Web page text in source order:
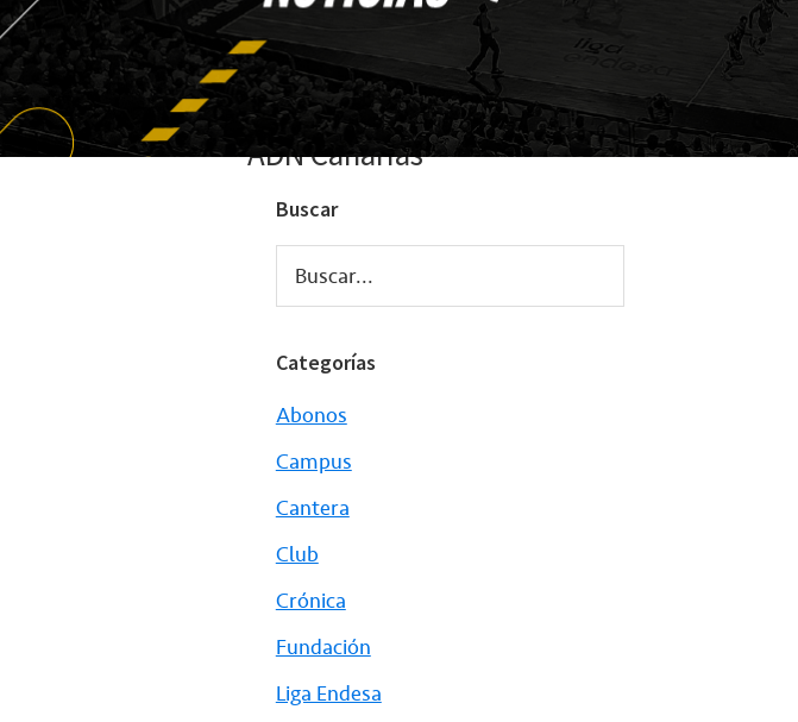
ADN Canarias
Buscar
Buscar...
Categorías
Abonos
Campus
Cantera
Club
Crónica
Fundación
Liga Endesa